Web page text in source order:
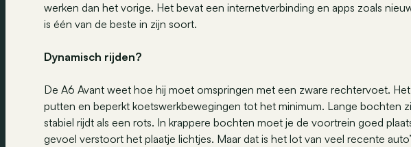
werken dan het vorige. Het bevat een internetverbinding en apps zoals
is één van de beste in zijn soort.
Dynamisch rijden?
De A6 Avant weet hoe hij moet omspringen met een zware rechtervoet.
putten en beperkt koetswerkbewegingen tot het minimum. Lange bochten
stabiel rijdt als een rots. In krappere bochten moet je de voortrein goed
gevoel verstoort het plaatje lichtjes. Maar dat is het lot van veel recente